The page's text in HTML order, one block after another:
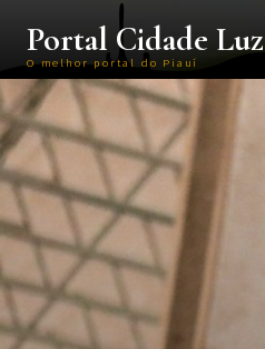
Portal Cidade Luz
O melhor portal do Piauí